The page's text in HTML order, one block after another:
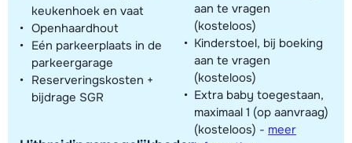
keukenhoek en vaat
Openhaardhout
Eén parkeerplaats in de
parkeergarage
Reserveringskosten +
bijdrage SGR
aan te vragen
(kosteloos)
Kinderstoel, bij boeking
aan te vragen
(kosteloos)
Extra baby toegestaan,
maximaal 1 (op aanvraag)
(kosteloos) - meer